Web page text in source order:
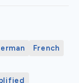
French